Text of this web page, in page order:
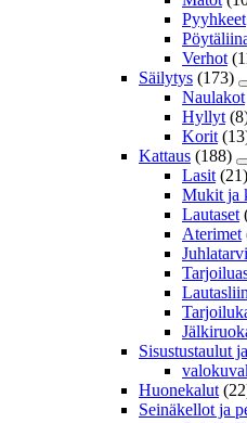
Pyyhkeet
Verhot
Säilytys (173)
Naulakot
Hyllyt
Korit
Kattaus (188)
Lasit (21)
Mukit ja
Lautaset
Aterimet
Sisustustaulut
Huonekalut
Seinäkellot ja